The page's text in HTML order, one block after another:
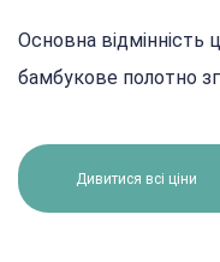
Основна відмінність
бамбукове полотно
Дивитися всі ціни